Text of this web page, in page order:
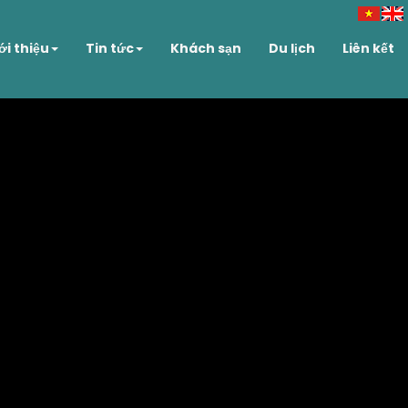
thiệu Tin tức Khách sạn Du lịch Liên kết